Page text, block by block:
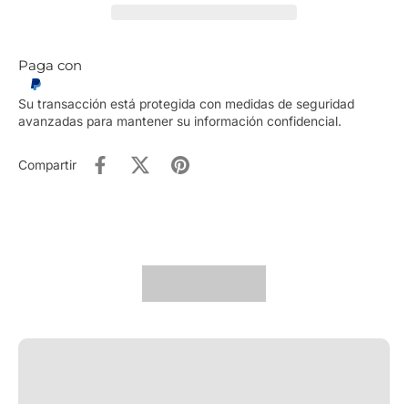
Paga con
Su transacción está protegida con medidas de seguridad
avanzadas para mantener su información confidencial.
Compartir